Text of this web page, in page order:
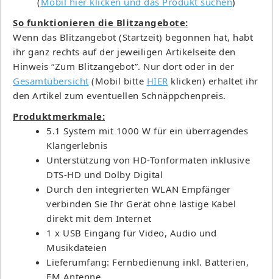
So funktionieren die Blitzangebote:
Wenn das Blitzangebot (Startzeit) begonnen hat, habt
ihr ganz rechts auf der jeweiligen Artikelseite den
Hinweis “Zum Blitzangebot”. Nur dort oder in der
Gesamtübersicht (Mobil bitte HIER klicken) erhaltet ihr
den Artikel zum eventuellen Schnäppchenpreis.
Produktmerkmale:
5.1 System mit 1000 W für ein überragendes
Klangerlebnis
Unterstützung von HD-Tonformaten inklusive
DTS-HD und Dolby Digital
Durch den integrierten WLAN Empfänger
verbinden Sie Ihr Gerät ohne lästige Kabel
direkt mit dem Internet
1 x USB Eingang für Video, Audio und
Musikdateien
Lieferumfang: Fernbedienung inkl. Batterien,
FM Antenne